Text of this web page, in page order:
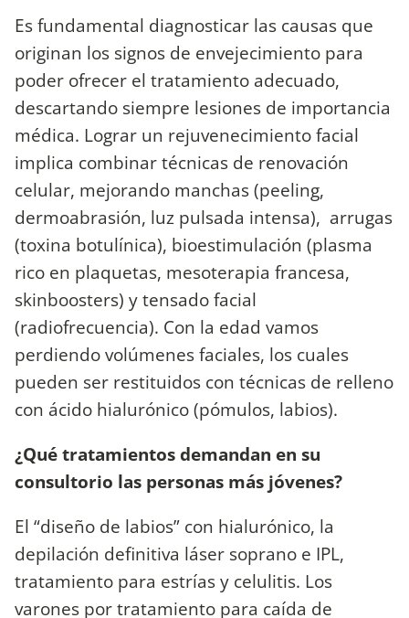
Es fundamental diagnosticar las causas que
originan los signos de envejecimiento para
poder ofrecer el tratamiento adecuado,
descartando siempre lesiones de importancia
médica. Lograr un rejuvenecimiento facial
implica combinar técnicas de renovación
celular, mejorando manchas (peeling,
dermoabrasión, luz pulsada intensa), arrugas
(toxina botulínica), bioestimulación (plasma
rico en plaquetas, mesoterapia francesa,
skinboosters) y tensado facial
(radiofrecuencia). Con la edad vamos
perdiendo volúmenes faciales, los cuales
pueden ser restituidos con técnicas de relleno
con ácido hialurónico (pómulos, labios).
¿Qué tratamientos demandan en su
consultorio las personas más jóvenes?
El “diseño de labios” con hialurónico, la
depilación definitiva láser soprano e IPL,
tratamiento para estrías y celulitis. Los
varones por tratamiento para caída de